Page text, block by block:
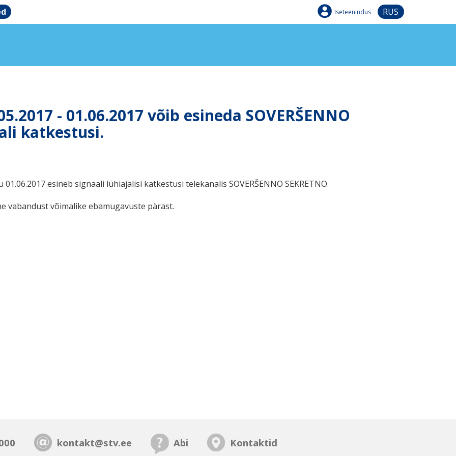
Iseteenindus RUS
- 01.06.2017 võib esineda SOVERŠENNO
katkestusi.
esineb signaali lühiajalisi katkestusi telekanalis SOVERŠENNO SEKRETNO.
vabandust võimalike ebamugavuste pärast.
kontakt@stv.ee Abi Kontaktid